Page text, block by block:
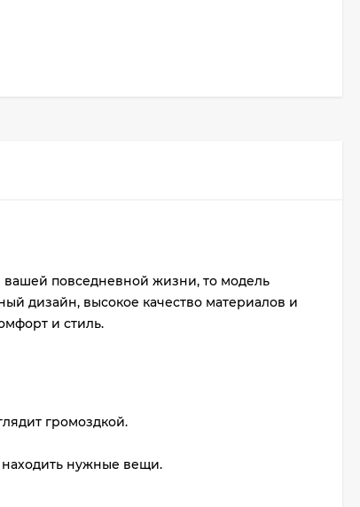
вашей повседневной жизни, то модель
дизайн, высокое качество материалов и
и стиль.
громоздкой.
находить нужные вещи.